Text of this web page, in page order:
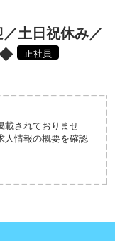
土日祝休み／
◆
正社員
載されておりませ
人情報の概要を確認